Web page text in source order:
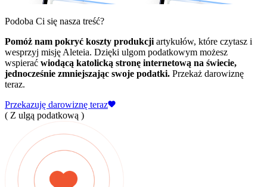
Podoba Ci się nasza treść?
Pomóż nam pokryć koszty produkcji artykułów, które czytasz i
wesprzyj misję Aleteia. Dzięki ulgom podatkowym możesz
wspierać wiodącą katolicką stronę internetową na świecie,
jednocześnie zmniejszając swoje podatki. Przekaż darowiznę
teraz.
Przekazuję darowiznę teraz
( Z ulgą podatkową )